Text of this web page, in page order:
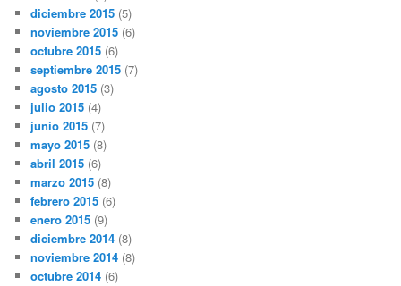
diciembre 2015 (5)
noviembre 2015 (6)
octubre 2015 (6)
septiembre 2015 (7)
agosto 2015 (3)
julio 2015 (4)
junio 2015 (7)
mayo 2015 (8)
abril 2015 (6)
marzo 2015 (8)
febrero 2015 (6)
enero 2015 (9)
diciembre 2014 (8)
noviembre 2014 (8)
octubre 2014 (6)